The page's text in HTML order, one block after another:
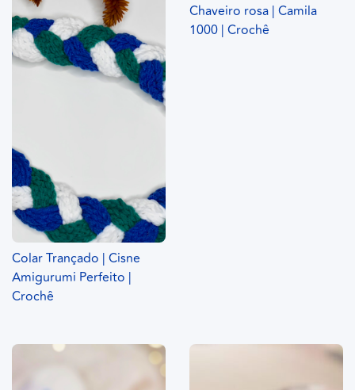
Colar Trançado | Cisne
Amigurumi Perfeito |
Crochê
Chaveiro rosa | Camila
1000 | Crochê